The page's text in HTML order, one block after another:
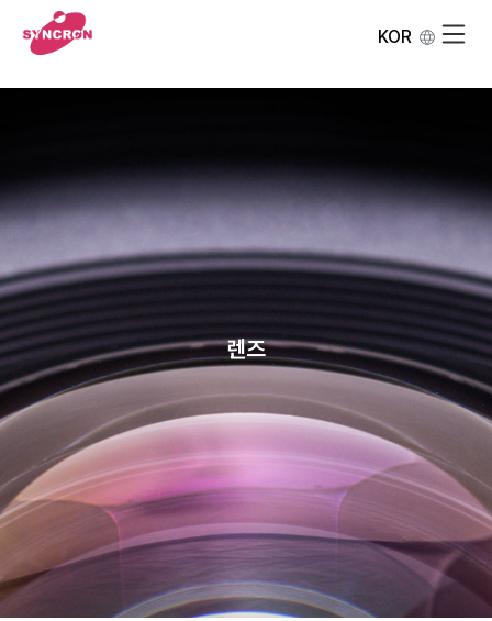
KOR
렌즈